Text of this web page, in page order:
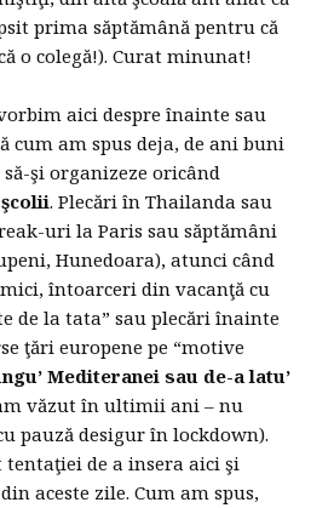
prima săptămână pentru că
o colegă!). Curat minunat!
aici despre înainte sau
cum am spus deja, de ani buni
şi organizeze oricând
. Plecări în Thailanda sau
uri la Paris sau săptămâni
Hunedoara), atunci când
întoarceri din vacanţă cu
de la tata” sau plecări înainte
ţări europene pe “motive
Mediteranei sau de-a latu’
văzut în ultimii ani – nu
pauză desigur în lockdown).
de a insera aici şi
aceste zile. Cum am spus,